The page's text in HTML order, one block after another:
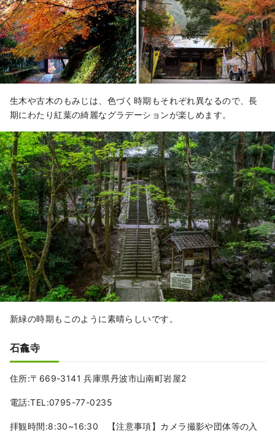
生木や古木のもみじは、色づく時期もそれぞれ異なるので、長
期にわたり紅葉の綺麗なグラデーションが楽しめます。
新緑の時期もこのように素晴らしいです。
石龕寺
住所:〒669-3141 兵庫県丹波市山南町岩屋2
電話:TEL:0795-77-0235
拝観時間:8:30~16:30 【注意事項】カメラ撮影や団体等の入